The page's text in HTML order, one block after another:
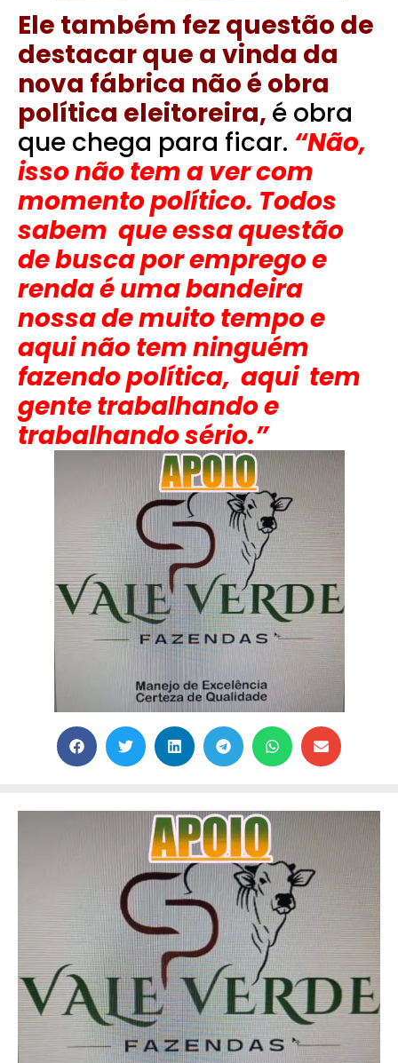
Ele também fez questão de
destacar que a vinda da
nova fábrica não é obra
política eleitoreira, é obra
que chega para ficar. “Não,
isso não tem a ver com
momento político. Todos
sabem que essa questão
de busca por emprego e
renda é uma bandeira
nossa de muito tempo e
aqui não tem ninguém
fazendo política, aqui tem
gente trabalhando e
trabalhando sério.”